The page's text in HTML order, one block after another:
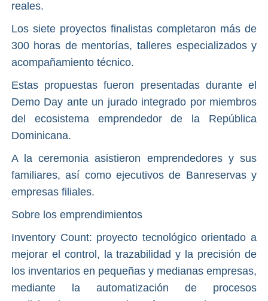
reales.
Los siete proyectos finalistas completaron más de
300 horas de mentorías, talleres especializados y
acompañamiento técnico.
Estas propuestas fueron presentadas durante el
Demo Day ante un jurado integrado por miembros
del ecosistema emprendedor de la República
Dominicana.
A la ceremonia asistieron emprendedores y sus
familiares, así como ejecutivos de Banreservas y
empresas filiales.
Sobre los emprendimientos
Inventory Count: proyecto tecnológico orientado a
mejorar el control, la trazabilidad y la precisión de
los inventarios en pequeñas y medianas empresas,
mediante la automatización de procesos